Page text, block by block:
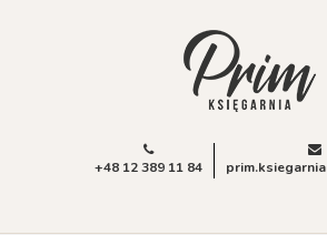
+48 12 389 11 84